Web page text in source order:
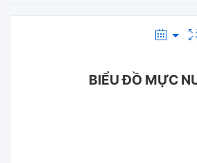
BIỂU ĐỒ MỰC